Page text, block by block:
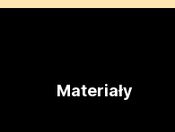
Materiały